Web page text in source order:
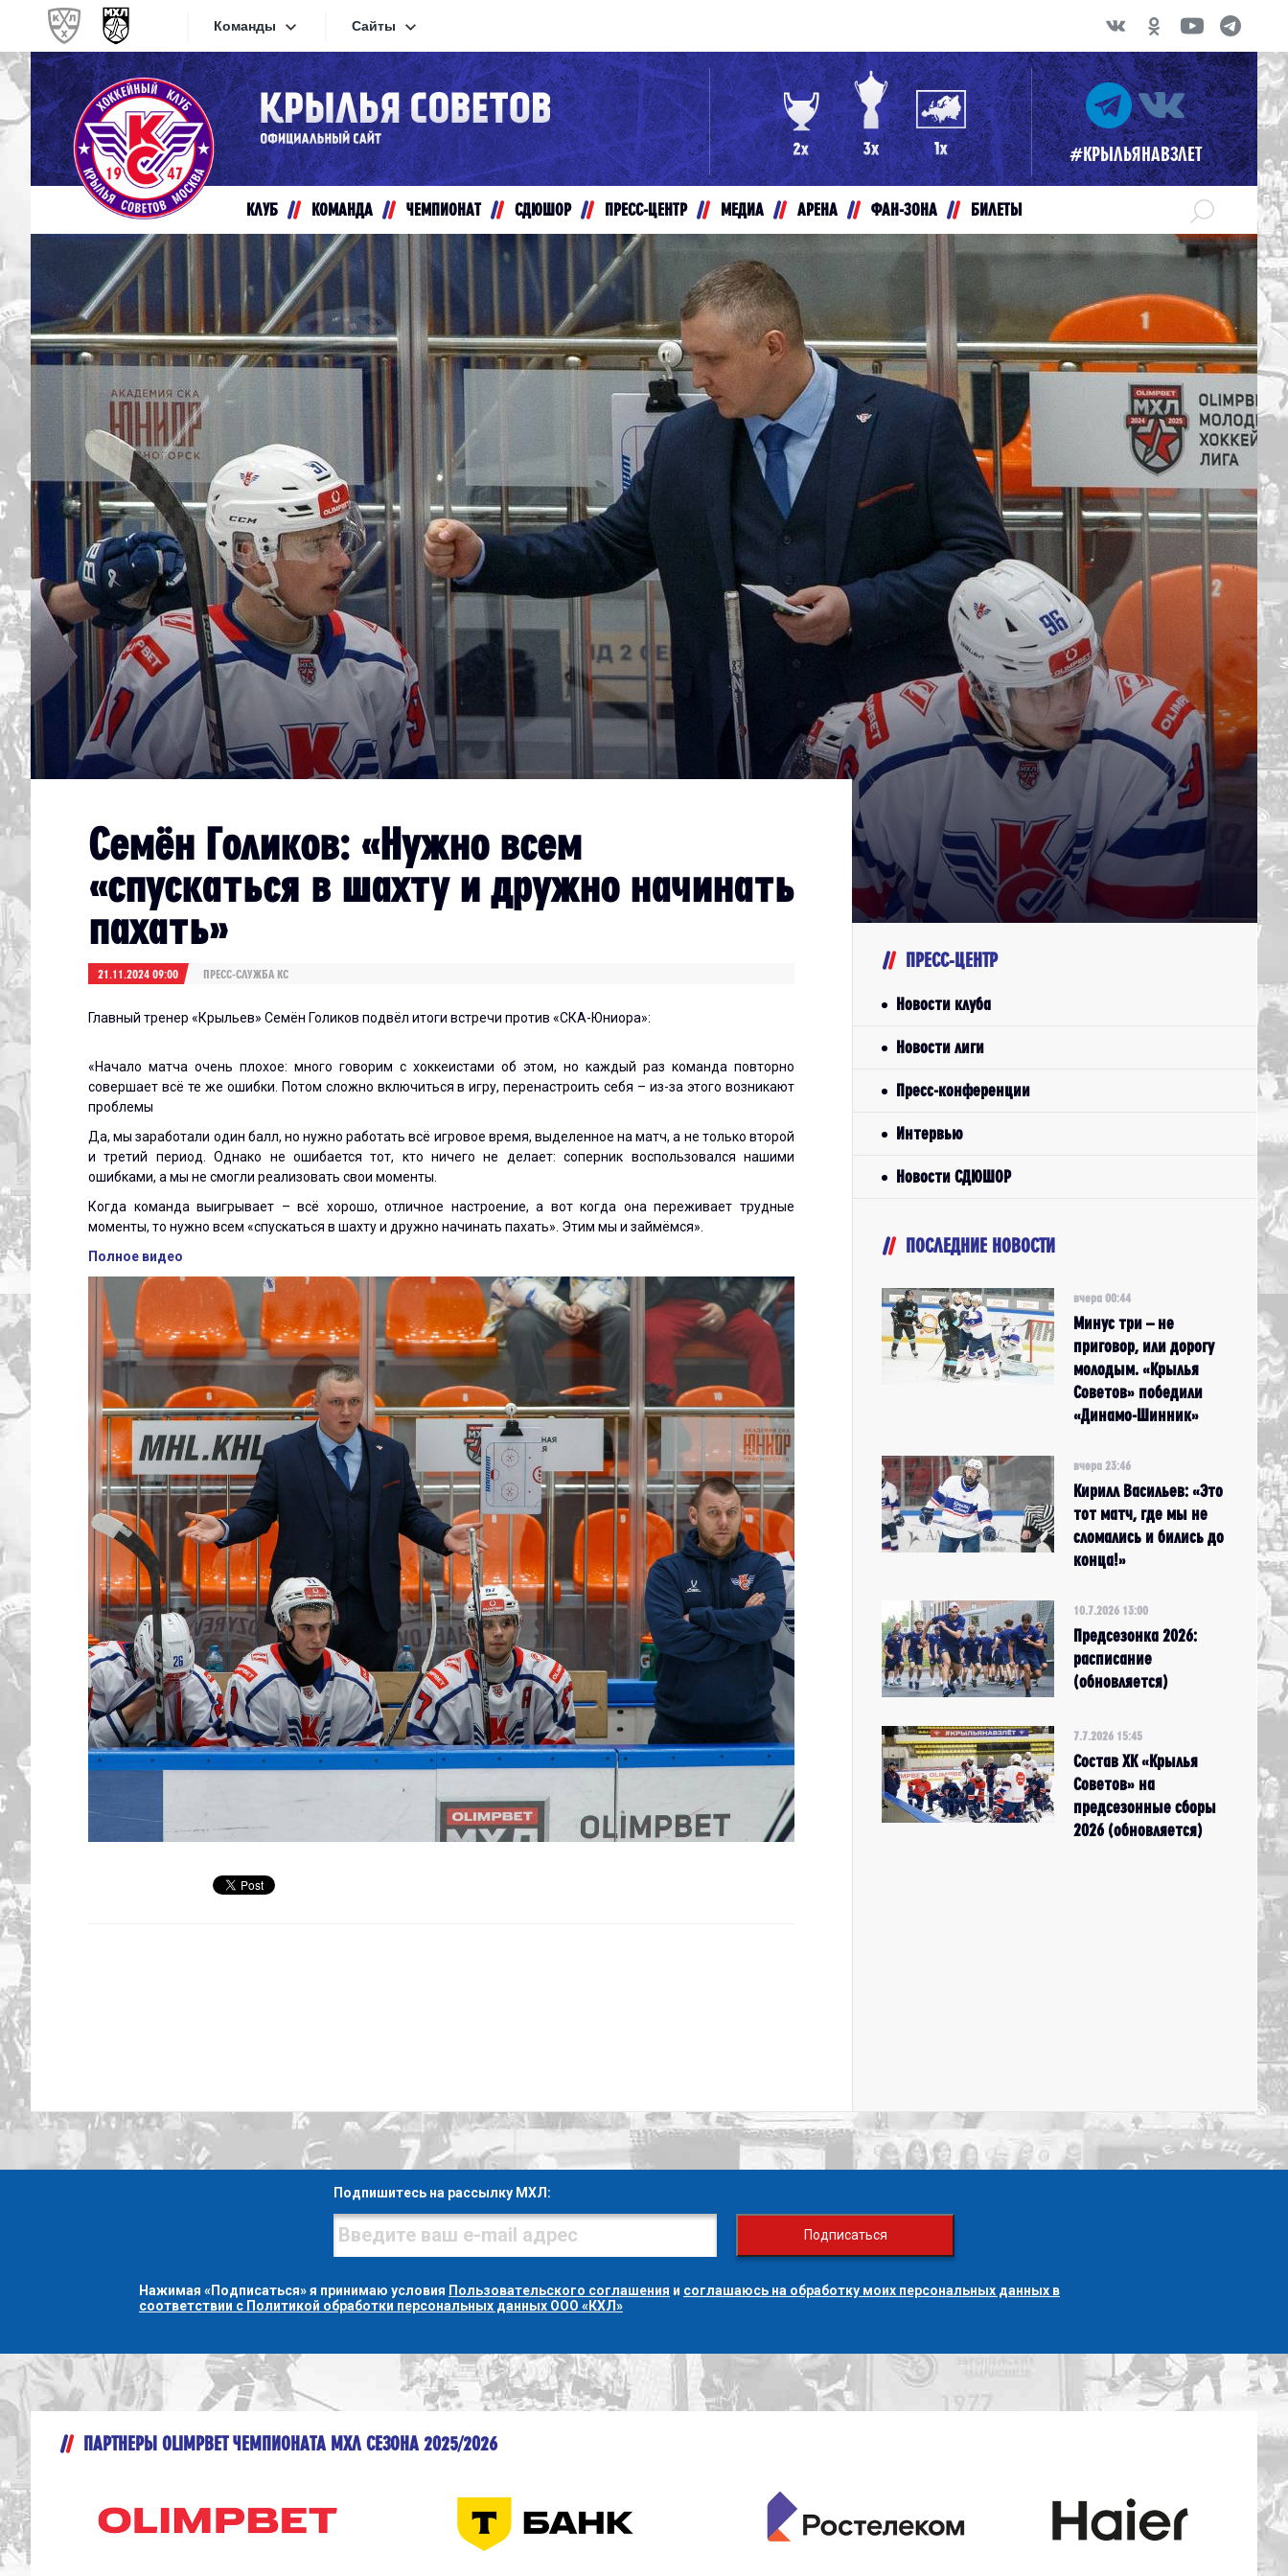
Команды
Конференция «Запад»
Дивизион Золотой
Академия Михайлова
Красная Армия
Локо
МХК Динамо СПб
МХК Динамо-М
Дивизион Серебряный
Академия СКА
АКМ-Юниор
Амурские Тигры
Красная Машина-Юниор
Крылья Советов
МХК Динамо-Карелия
МХК Спартак-МАХ
Сахалинские Акулы
СМО МХК Атлант
Конференция «Восток»
Дивизион Золотой
Авто
Кузнецкие Медведи
Омские Ястребы
Стальные Лисы
Дивизион Серебряный
АКМ-Новомосковск
Красноярские Рыси
Локо-76
МХК Молот
Реактор
Сибирские Cнайперы
Снежные Барсы
Сайты
Сайты
Видеотрансляции
Хайлайты
Текстовые трансляции
Интернет-магазин
Приложение МХЛ
#КРЫЛЬЯНАВЗЛЕТ
КЛУБ КОМАНДА ЧЕМПИОНАТ СДЮШОР ПРЕСС-ЦЕНТР МЕДИА АРЕНА ФАН-ЗОНА БИЛЕТЫ
Семён Голиков: «Нужно всем
«спускаться в шахту и дружно начинать
пахать»
21.11.2024 09:00 ПРЕСС-СЛУЖБА КС
Главный тренер «Крыльев» Семён Голиков подвёл итоги встречи против «СКА-Юниора»:
«Начало матча очень плохое: много говорим с хоккеистами об этом, но каждый раз команда повторно
совершает всё те же ошибки. Потом сложно включиться в игру, перенастроить себя – из-за этого возникают
проблемы
Да, мы заработали один балл, но нужно работать всё игровое время, выделенное на матч, а не только второй
и третий период. Однако не ошибается тот, кто ничего не делает: соперник воспользовался нашими
ошибками, а мы не смогли реализовать свои моменты.
Когда команда выигрывает – всё хорошо, отличное настроение, а вот когда она переживает трудные
моменты, то нужно всем «спускаться в шахту и дружно начинать пахать». Этим мы и займёмся».
Полное видео
ПРЕСС-ЦЕНТР
Новости клуба
Новости лиги
Пресс-конференции
Интервью
Новости СДЮШОР
ПОСЛЕДНИЕ НОВОСТИ
вчера 00:44
Минус три – не
приговор, или дорогу
молодым. «Крылья
Советов» победили
«Динамо-Шинник»
вчера 23:46
Кирилл Васильев: «Это
тот матч, где мы не
сломались и бились до
конца!»
10.7.2026 13:00
Предсезонка 2026:
расписание
(обновляется)
7.7.2026 15:45
Состав ХК «Крылья
Советов» на
предсезонные сборы
2026 (обновляется)
Подпишитесь на рассылку МХЛ:
Подписаться
Нажимая «Подписаться» я принимаю условия Пользовательского соглашения и соглашаюсь на обработку моих персональных данных в
соответствии с Политикой обработки персональных данных ООО «КХЛ»
ПАРТНЕРЫ OLIMPBET ЧЕМПИОНАТА МХЛ СЕЗОНА 2025/2026